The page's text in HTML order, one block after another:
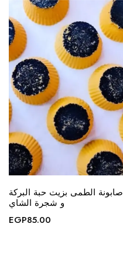
صابونة الطمى بزيت حبة البركة
و شجرة الشاي
EGP85.00